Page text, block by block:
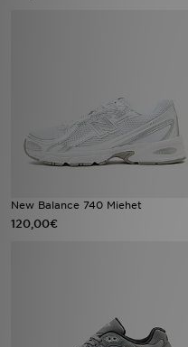
New Balance 740 Miehet
120,00€